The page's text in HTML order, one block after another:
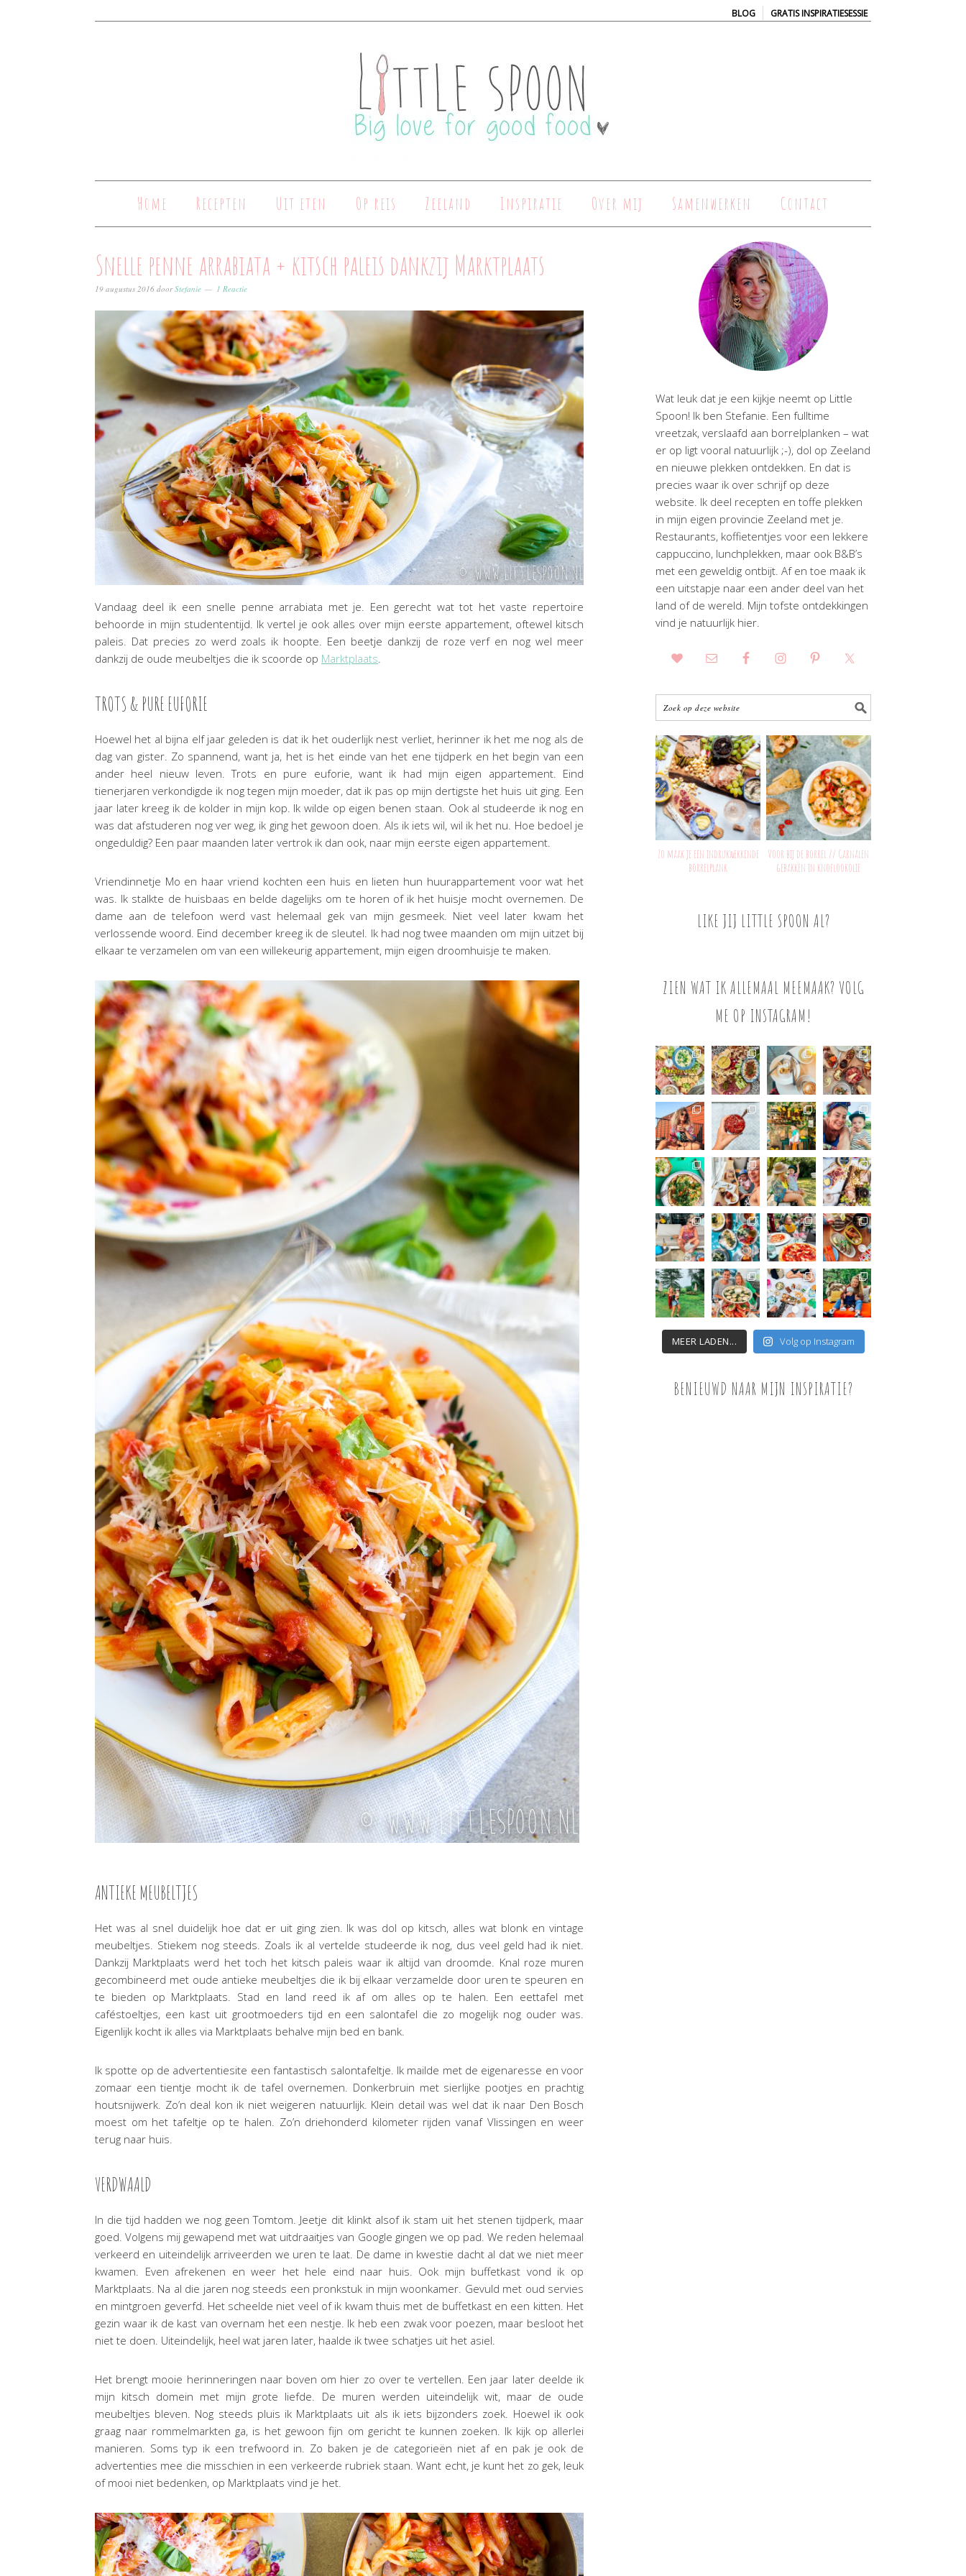
BLOG | GRATIS INSPIRATIESESSIE
Home Recepten Uit eten Op reis Zeeland Inspiratie Over mij Samenwerken Contact
Snelle penne arrabiata + kitsch paleis dankzij Marktplaats
19 augustus 2016 doorStefanie 1 Reactie
Vandaag deel ik een snelle penne arrabiata met je. Een gerecht wat tot het vaste repertoire
behoorde in mijn studententijd. Ik vertel je ook alles over mijn eerste appartement, oftewel kitsch
paleis. Dat precies zo werd zoals ik hoopte. Een beetje dankzij de roze verf en nog wel meer
dankzij de oude meubeltjes die ik scoorde op Marktplaats
TROTS & PURE EUFORIE
Hoewel het al bijna elf jaar geleden is dat ik het ouderlijk nest verliet, herinner ik het me nog als de
dag van gister. Zo spannend, want ja, het is het einde van het ene tijdperk en het begin van een
ander heel nieuw leven. Trots en pure euforie, want ik had mijn eigen appartement. Eind
tienerjaren verkondigde ik nog tegen mijn moeder, dat ik pas op mijn dertigste het huis uit ging. Een
jaar later kreeg ik de kolder in mijn kop. Ik wilde op eigen benen staan. Ook al studeerde ik nog en
was dat afstuderen nog ver weg, ik ging het gewoon doen. Als ik iets wil, wil ik het nu. Hoe bedoel je
ongeduldig? Een paar maanden later vertrok ik dan ook, naar mijn eerste eigen appartement.
Vriendinnetje Mo en haar vriend kochten een huis en lieten hun huurappartement voor wat het
was. Ik stalkte de huisbaas en belde dagelijks om te horen of ik het huisje mocht overnemen. De
dame aan de telefoon werd vast helemaal gek van mijn gesmeek. Niet veel later kwam het
verlossende woord. Eind december kreeg ik de sleutel. Ik had nog twee maanden om mijn uitzet bij
elkaar te verzamelen om van een willekeurig appartement, mijn eigen droomhuisje te maken.
ANTIEKE MEUBELTJES
Het was al snel duidelijk hoe dat er uit ging zien. Ik was dol op kitsch, alles wat blonk en vintage
meubeltjes. Stiekem nog steeds. Zoals ik al vertelde studeerde ik nog, dus veel geld had ik niet.
Dankzij Marktplaats werd het toch het kitsch paleis waar ik altijd van droomde. Knal roze muren
gecombineerd met oude antieke meubeltjes die ik bij elkaar verzamelde door uren te speuren en
te bieden op Marktplaats. Stad en land reed ik af om alles op te halen. Een eettafel met
caféstoeltjes, een kast uit grootmoeders tijd en een salontafel die zo mogelijk nog ouder was.
Eigenlijk kocht ik alles via Marktplaats behalve mijn bed en bank.
Ik spotte op de advertentiesite een fantastisch salontafeltje. Ik mailde met de eigenaresse en voor
zomaar een tientje mocht ik de tafel overnemen. Donkerbruin met sierlijke pootjes en prachtig
houtsnijwerk. Zo’n deal kon ik niet weigeren natuurlijk. Klein detail was wel dat ik naar Den Bosch
moest om het tafeltje op te halen. Zo’n driehonderd kilometer rijden vanaf Vlissingen en weer
terug naar huis.
VERDWAALD
In die tijd hadden we nog geen Tomtom. Jeetje dit klinkt alsof ik stam uit het stenen tijdperk, maar
goed. Volgens mij gewapend met wat uitdraaitjes van Google gingen we op pad. We reden helemaal
verkeerd en uiteindelijk arriveerden we uren te laat. De dame in kwestie dacht al dat we niet meer
kwamen. Even afrekenen en weer het hele eind naar huis. Ook mijn buffetkast vond ik op
Marktplaats. Na al die jaren nog steeds een pronkstuk in mijn woonkamer. Gevuld met oud servies
en mintgroen geverfd. Het scheelde niet veel of ik kwam thuis met de buffetkast en een kitten. Het
gezin waar ik de kast van overnam het een nestje. Ik heb een zwak voor poezen, maar besloot het
niet te doen. Uiteindelijk, heel wat jaren later, haalde ik twee schatjes uit het asiel.
Het brengt mooie herinneringen naar boven om hier zo over te vertellen. Een jaar later deelde ik
mijn kitsch domein met mijn grote liefde. De muren werden uiteindelijk wit, maar de oude
meubeltjes bleven. Nog steeds pluis ik Marktplaats uit als ik iets bijzonders zoek. Hoewel ik ook
graag naar rommelmarkten ga, is het gewoon fijn om gericht te kunnen zoeken. Ik kijk op allerlei
manieren. Soms typ ik een trefwoord in. Zo baken je de categorieën niet af en pak je ook de
advertenties mee die misschien in een verkeerde rubriek staan. Want echt, je kunt het zo gek, leuk
of mooi niet bedenken, op Marktplaats vind je het.
Wat leuk dat je een kijkje neemt op Little
Spoon! Ik ben Stefanie. Een fulltime
vreetzak, verslaafd aan borrelplanken – wat
er op ligt vooral natuurlijk ;-), dol op Zeeland
en nieuwe plekken ontdekken. En dat is
precies waar ik over schrijf op deze
website. Ik deel recepten en toffe plekken
in mijn eigen provincie Zeeland met je.
Restaurants, koffietentjes voor een lekkere
cappuccino, lunchplekken, maar ook B&B’s
met een geweldig ontbijt. Af en toe maak ik
een uitstapje naar een ander deel van het
land of de wereld. Mijn tofste ontdekkingen
vind je natuurlijk hier.
Zo maak je een indrukwekkende
borrelplank
Voor bij de borrel // Garnalen
gebakken in knoflookolie
LIKE JIJ LITTLE SPOON AL?
ZIEN WAT IK ALLEMAAL MEEMAAK? VOLG
ME OP INSTAGRAM!
MEER LADEN... Volg op Instagram
BENIEUWD NAAR MIJN INSPIRATIE?